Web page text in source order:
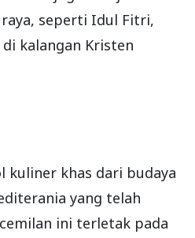
seperti Idul Fitri,
kalangan Kristen
kuliner khas dari budaya
yang telah
ini terletak pada